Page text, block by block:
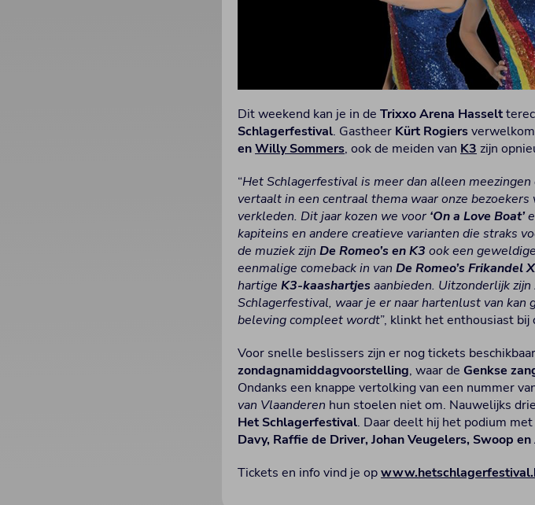
Dit weekend kan je in deTrixxo Arena Hasselt
Schlagerfestival. Gastheer Kürt Rogiers
enWilly Sommers, ook de meiden van K3 zijn
“Het Schlagerfestival is meer dan alleen
vertaalt in een centraal thema waar onze
verkleden. Dit jaar kozen we voor ‘On a Love Boat’
kapiteins en andere creatieve varianten die straks
de muziek zijnDe Romeo’s en K3 ook een
eenmalige comeback in vanDe Romeo’s Frikandel
hartigeK3-kaashartjes aanbieden. Uitzonderlijk
Schlagerfestival, waar je er naar hartenlust van
beleving compleet wordt”, klinkt het enthousiast bij
Voor snelle beslissers zijn er nog tickets
zondagnamiddagvoorstelling, waar de Genkse
Ondanks een knappe vertolking van een nummer
van Vlaanderen hun stoelen niet om. Nauwelijks
Het Schlagerfestival. Daar deelt hij het podium
Davy, Raffie de Driver, Johan Veugelers, Swoop
Tickets en info vind je op